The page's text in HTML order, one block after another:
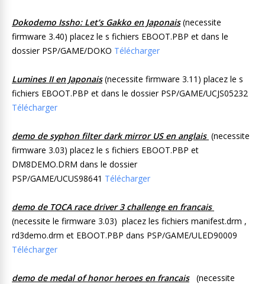
Dokodemo Issho: Let’s Gakko en Japonais(necessite
firmware 3.40) placez le s fichiers EBOOT.PBP et dans le
dossier PSP/GAME/DOKO Télécharger
Lumines II en Japonais(necessite firmware 3.11) placez le s
fichiers EBOOT.PBP et dans le dossier PSP/GAME/UCJS05232
Télécharger
demo de syphon filter dark mirror US en anglais (necessite
firmware 3.03) placez le s fichiers EBOOT.PBP et
DM8DEMO.DRM dans le dossier
PSP/GAME/UCUS98641 Télécharger
demo de TOCA race driver 3 challenge en francais
(necessite le firmware 3.03) placez les fichiers manifest.drm ,
rd3demo.drm et EBOOT.PBP dans PSP/GAME/ULED90009
Télécharger
demo de medal of honor heroes en francais(necessite